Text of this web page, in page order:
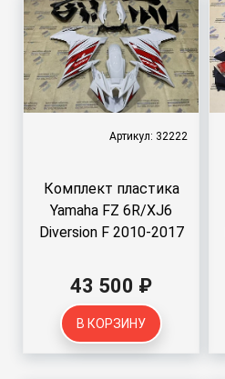
Артикул: 32222
Комплект пластика
Yamaha FZ 6R/XJ6
Diversion F 2010-2017
43 500 ₽
В КОРЗИНУ